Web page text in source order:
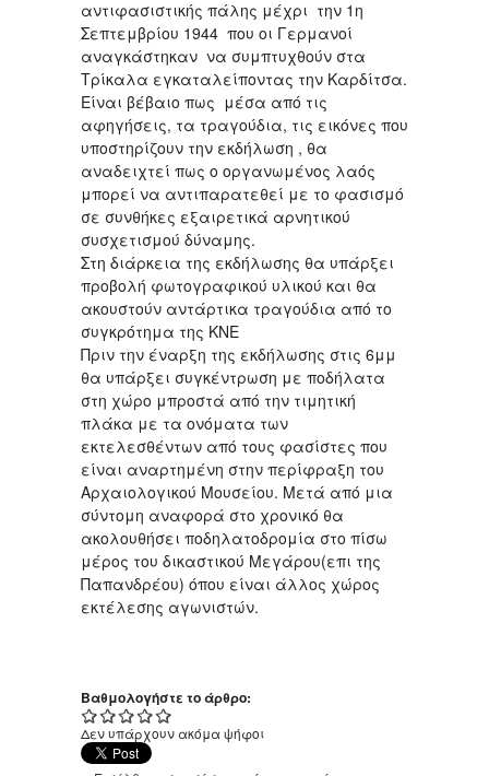
αντιφασιστικής πάλης μέχρι την 1η
Σεπτεμβρίου 1944 που οι Γερμανοί
αναγκάστηκαν να συμπτυχθούν στα
Τρίκαλα εγκαταλείποντας την Καρδίτσα.
Είναι βέβαιο πως μέσα από τις
αφηγήσεις, τα τραγούδια, τις εικόνες που
υποστηρίζουν την εκδήλωση , θα
αναδειχτεί πως ο οργανωμένος λαός
μπορεί να αντιπαρατεθεί με το φασισμό
σε συνθήκες εξαιρετικά αρνητικού
συσχετισμού δύναμης.
Στη διάρκεια της εκδήλωσης θα υπάρξει
προβολή φωτογραφικού υλικού και θα
ακουστούν αντάρτικα τραγούδια από το
συγκρότημα της ΚΝΕ
Πριν την έναρξη της εκδήλωσης στις 6μμ
θα υπάρξει συγκέντρωση με ποδήλατα
στη χώρο μπροστά από την τιμητική
πλάκα με τα ονόματα των
εκτελεσθέντων από τους φασίστες που
είναι αναρτημένη στην περίφραξη του
Αρχαιολογικού Μουσείου. Μετά από μια
σύντομη αναφορά στο χρονικό θα
ακολουθήσει ποδηλατοδρομία στο πίσω
μέρος του δικαστικού Μεγάρου(επι της
Παπανδρέου) όπου είναι άλλος χώρος
εκτέλεσης αγωνιστών.
Βαθμολογήστε το άρθρο:
Δεν υπάρχουν ακόμα ψήφοι